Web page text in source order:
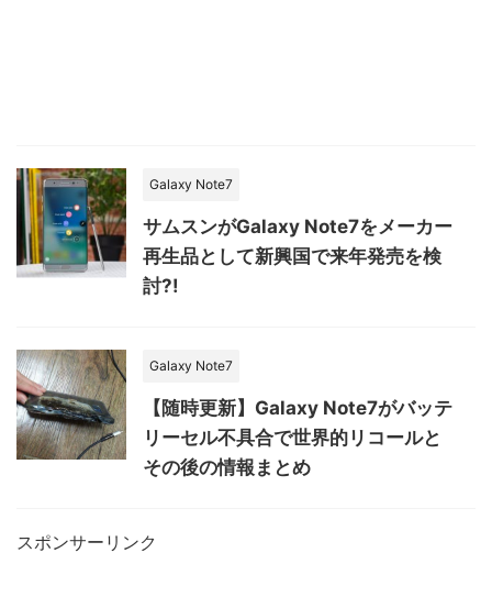
Galaxy Note7
サムスンがGalaxy Note7をメーカー
再生品として新興国で来年発売を検
討?!
Galaxy Note7
【随時更新】Galaxy Note7がバッテ
リーセル不具合で世界的リコールと
その後の情報まとめ
スポンサーリンク